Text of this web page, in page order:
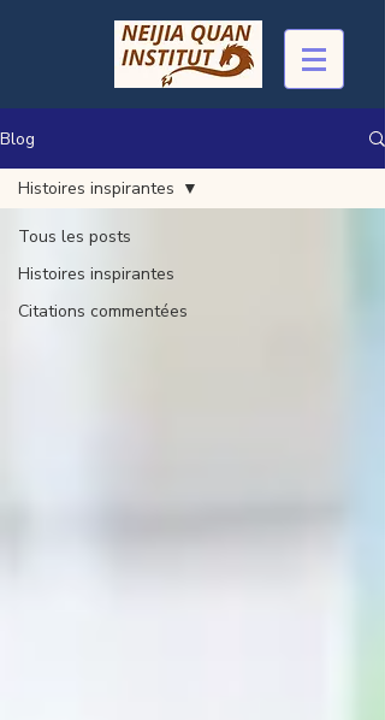
Blog
Tous les posts
Histoires inspirantes
Citations commentées
Histoires inspirantes